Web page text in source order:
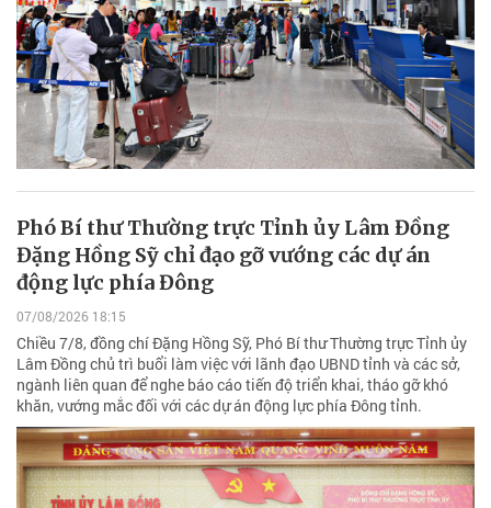
Phó Bí thư Thường trực Tỉnh ủy Lâm Đồng
Đặng Hồng Sỹ chỉ đạo gỡ vướng các dự án
động lực phía Đông
07/08/2026 18:15
Chiều 7/8, đồng chí Đặng Hồng Sỹ, Phó Bí thư Thường trực Tỉnh ủy
Lâm Đồng chủ trì buổi làm việc với lãnh đạo UBND tỉnh và các sở,
ngành liên quan để nghe báo cáo tiến độ triển khai, tháo gỡ khó
khăn, vướng mắc đối với các dự án động lực phía Đông tỉnh.